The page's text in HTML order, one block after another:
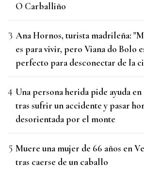
O Carballiño
Ana Hornos, turista madrileña:
es para vivir, pero Viana do Bolo
perfecto para desconectar de la
Una persona herida pide ayuda
tras sufrir un accidente y pasar
desorientada por el monte
Muere una mujer de 66 años en
tras caerse de un caballo